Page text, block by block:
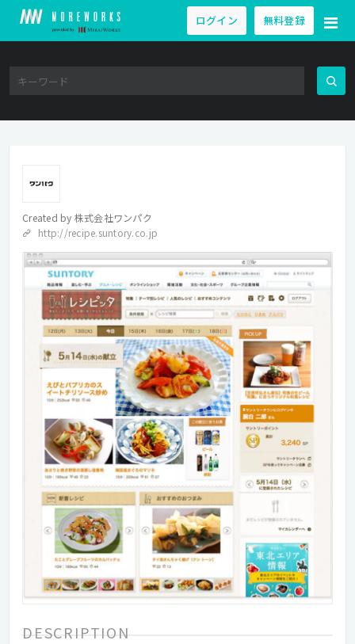
ログイン 無料登録
Created by 株式会社ワンパク
http://recipe.suntory.co.jp
DESCRIPTION